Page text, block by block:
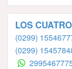
LOS
(0299)
(0299)